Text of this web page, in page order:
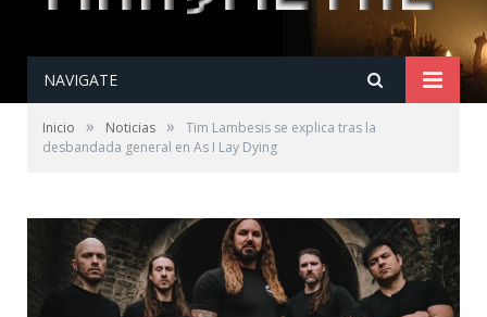
NAVIGATE
Inicio » Noticias »
Tim Lambesis se explica tras la
desbandada general en As I Lay Dying